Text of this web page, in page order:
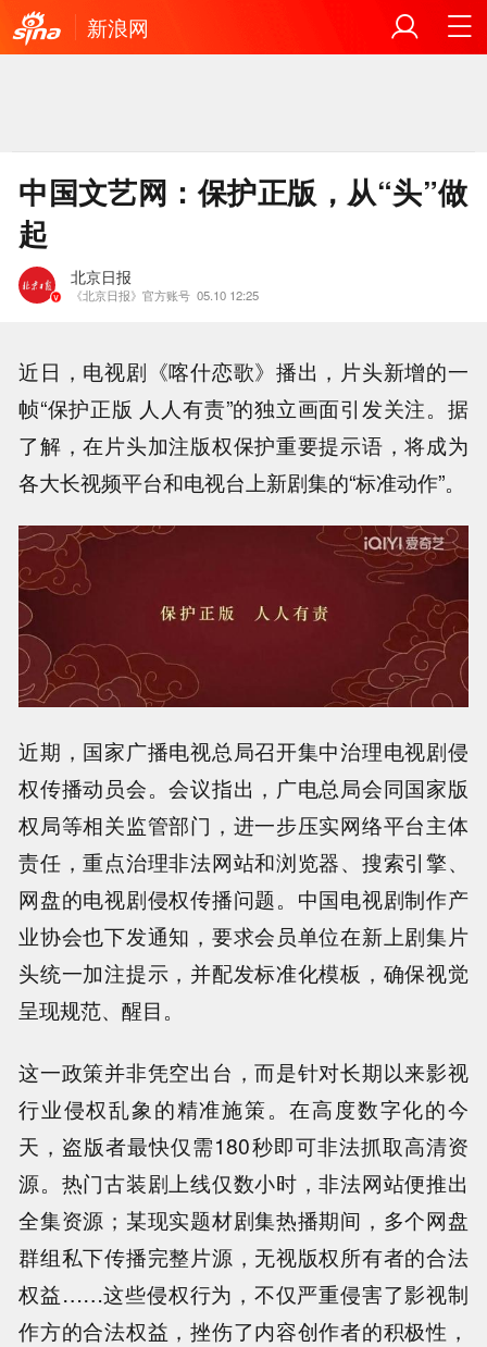
新浪网
中国文艺网：保护正版，从“头”做
起
北京日报
《北京日报》官方账号 05.10 12:25
近日，电视剧《喀什恋歌》播出，片头新增的一
帧“保护正版 人人有责”的独立画面引发关注。据
了解，在片头加注版权保护重要提示语，将成为
各大长视频平台和电视台上新剧集的“标准动作”。
近期，国家广播电视总局召开集中治理电视剧侵
权传播动员会。会议指出，广电总局会同国家版
权局等相关监管部门，进一步压实网络平台主体
责任，重点治理非法网站和浏览器、搜索引擎、
网盘的电视剧侵权传播问题。中国电视剧制作产
业协会也下发通知，要求会员单位在新上剧集片
头统一加注提示，并配发标准化模板，确保视觉
呈现规范、醒目。
这一政策并非凭空出台，而是针对长期以来影视
行业侵权乱象的精准施策。在高度数字化的今
天，盗版者最快仅需180秒即可非法抓取高清资
源。热门古装剧上线仅数小时，非法网站便推出
全集资源；某现实题材剧集热播期间，多个网盘
群组私下传播完整片源，无视版权所有者的合法
权益……这些侵权行为，不仅严重侵害了影视制
作方的合法权益，挫伤了内容创作者的积极性，